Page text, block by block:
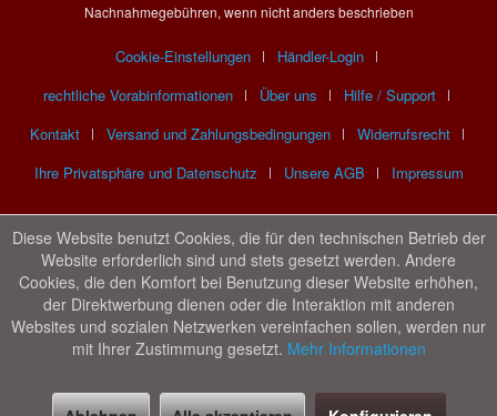
Nachnahmegebühren, wenn nicht anders beschrieben
Cookie-Einstellungen
Händler-Login
rechtliche Vorabinformationen
Über uns
Hilfe / Support
Kontakt
Versand und Zahlungsbedingungen
Widerrufsrecht
Ihre Privatsphäre und Datenschutz
Unsere AGB Impressum
Diese Website benutzt Cookies, die für den technischen Betrieb der
Website erforderlich sind und stets gesetzt werden. Andere
Cookies, die den Komfort bei Benutzung dieser Website erhöhen,
der Direktwerbung dienen oder die Interaktion mit anderen
Websites und sozialen Netzwerken vereinfachen sollen, werden nur
mit Ihrer Zustimmung gesetzt. Mehr Informationen